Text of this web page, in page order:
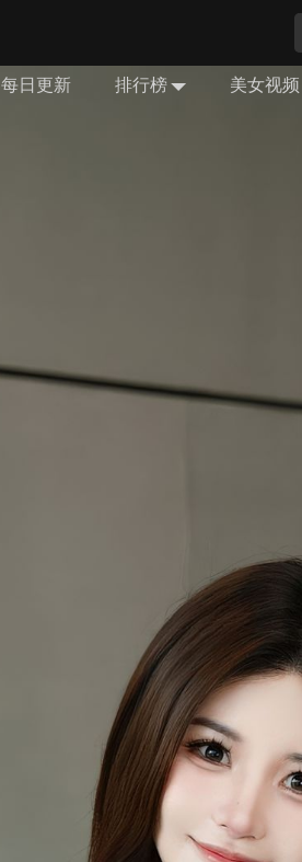
每日更新 排行榜 美女视频